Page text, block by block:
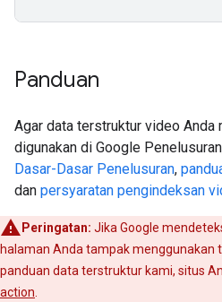
Panduan
Agar data terstruktur video Anda
digunakan di Google
Dasar-Dasar Penelusuran,
dan persyaratan pengindeksan
Peringatan: Jika Google
halaman Anda tampak menggunakan
panduan data terstruktur kami, situs
action